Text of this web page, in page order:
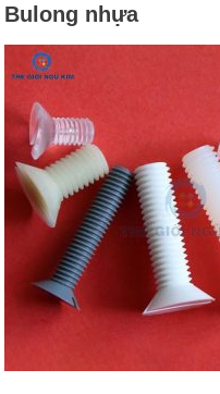
Bulong nhựa